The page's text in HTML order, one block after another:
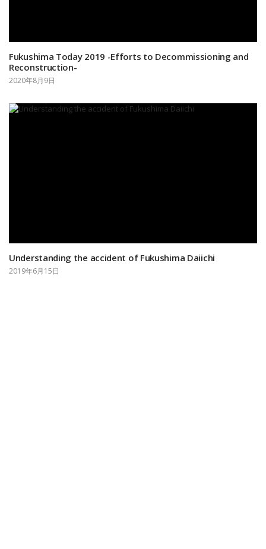
Fukushima Today 2019 -Efforts to Decommissioning and
Reconstruction-
2020年8月9日
Understanding the accident of Fukushima Daiichi
2019年6月15日